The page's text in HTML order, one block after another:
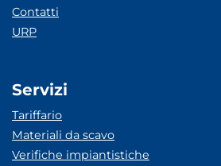
Contatti
URP
Servizi
Tariffario
Materiali da scavo
Verifiche impiantistiche